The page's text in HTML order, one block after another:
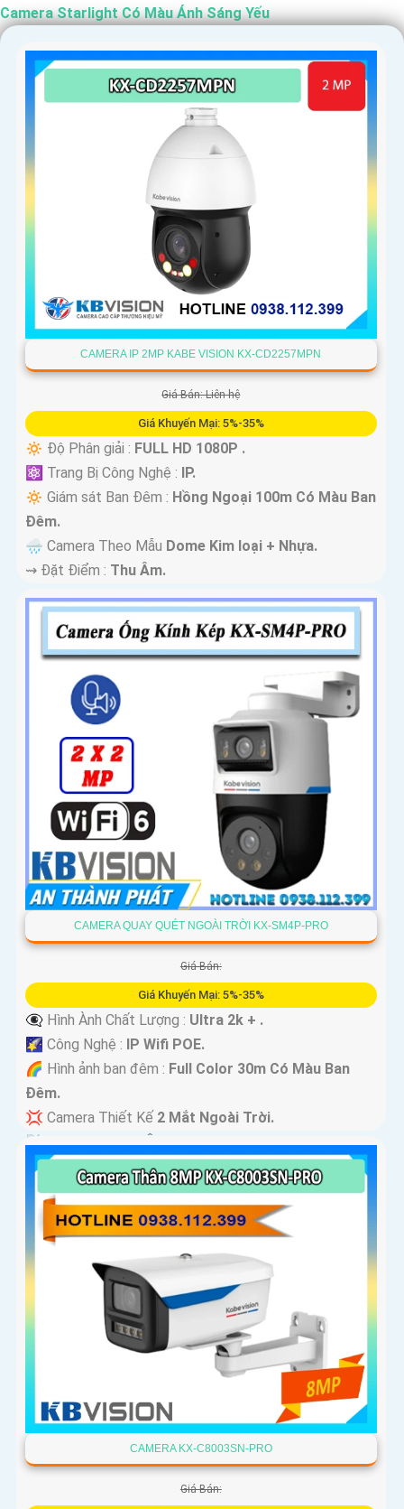
Camera Starlight Có Màu Ánh Sáng Yếu
CAMERA IP 2MP KABE VISION KX-CD2257MPN
Giá Bán: Liên hệ
Giá Khuyến Mại: 5%-35%
🔅 Độ Phân giải : FULL HD 1080P .
⚛️ Trang Bị Công Nghệ : IP.
🔅 Giám sát Ban Đêm : Hồng Ngoại 100m Có Màu Ban
Ðêm.
🌧️ Camera Theo Mẫu Dome Kim loại + Nhựa.
️⇝ Đặt Điểm : Thu Âm.
CAMERA QUAY QUÉT NGOÀI TRỜI KX-SM4P-PRO
Giá Bán:
Giá Khuyến Mại: 5%-35%
👁️‍🗨 Hình Ành Chất Lượng : Ultra 2k + .
🌠 Công Nghệ : IP Wifi POE.
🌈 Hình ảnh ban đêm : Full Color 30m Có Màu Ban
Ðêm.
💢 Camera Thiết Kế 2 Mắt Ngoài Trời.
️📡 Tích Hợp :Thu Âm Và Loa.
CAMERA KX-C8003SN-PRO
Giá Bán: